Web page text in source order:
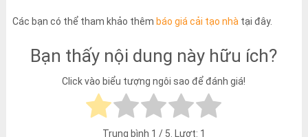
Các bạn có thể tham khảo thêm báo giá cải tạo nhà tại đây.
Bạn thấy nội dung này hữu ích?
Click vào biểu tượng ngôi sao để đánh giá!
Trung bình 1 / 5. Lượt: 1